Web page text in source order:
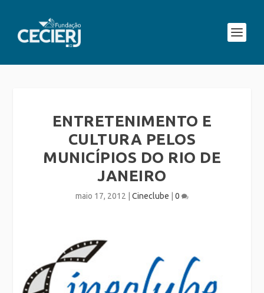
ENTRETENIMENTO E
CULTURA PELOS
MUNICÍPIOS DO RIO DE
JANEIRO
maio 17, 2012 Cineclube 0